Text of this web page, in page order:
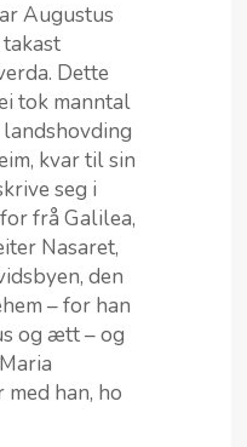
Augustus
Dette
tok manntal
kvar til sin
seg i
frå Galilea,
Nasaret,
den
– for han
og ætt – og
han, ho